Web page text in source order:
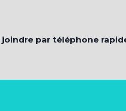
joindre par téléphone